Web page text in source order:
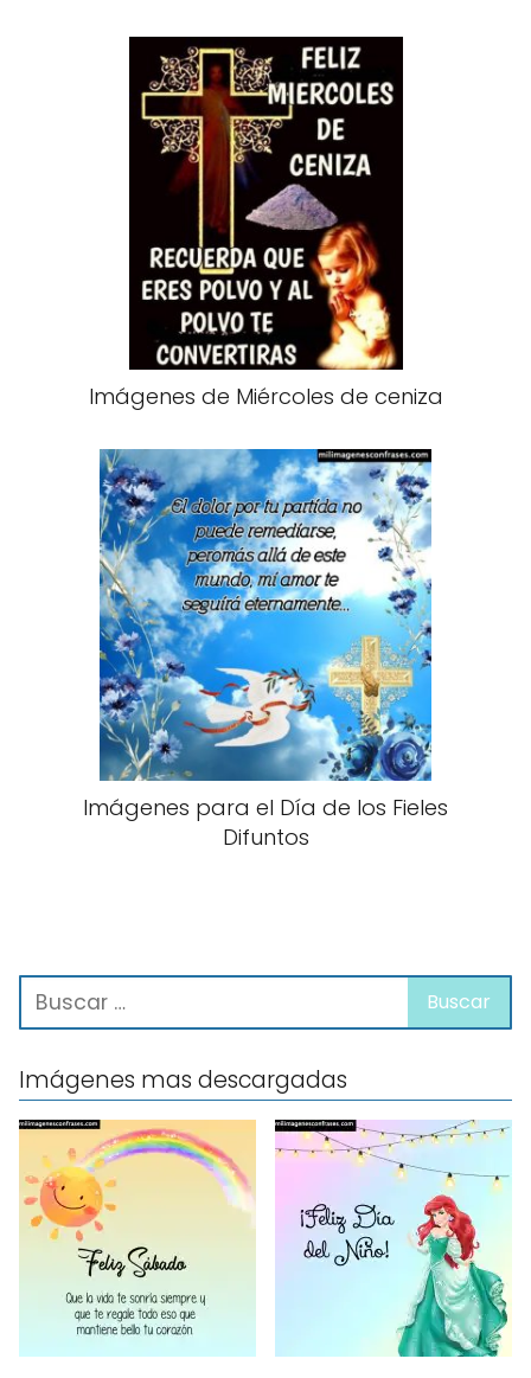
Imágenes de Miércoles de ceniza
Imágenes para el Día de los Fieles
Difuntos
Imágenes mas descargadas